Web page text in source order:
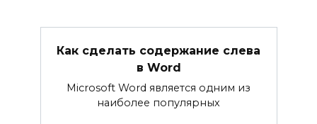
Как сделать содержание слева
в Word
Microsoft Word является одним из
наиболее популярных